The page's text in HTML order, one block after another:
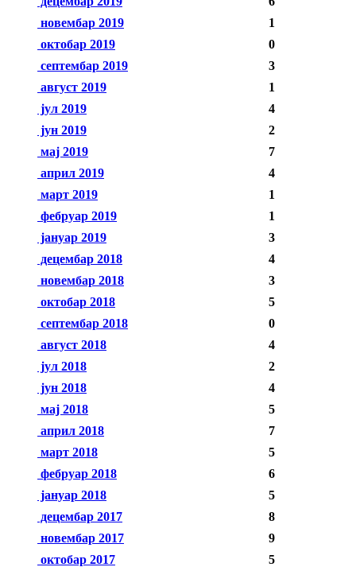
новембар 2019
1
октобар 2019
0
септембар 2019
3
август 2019
1
јул 2019
4
јун 2019
2
мај 2019
7
април 2019
4
март 2019
1
фебруар 2019
1
јануар 2019
3
децембар 2018
4
новембар 2018
3
октобар 2018
5
септембар 2018
0
август 2018
4
јул 2018
2
јун 2018
4
мај 2018
5
април 2018
7
март 2018
5
фебруар 2018
6
јануар 2018
5
децембар 2017
8
новембар 2017
9
октобар 2017
5